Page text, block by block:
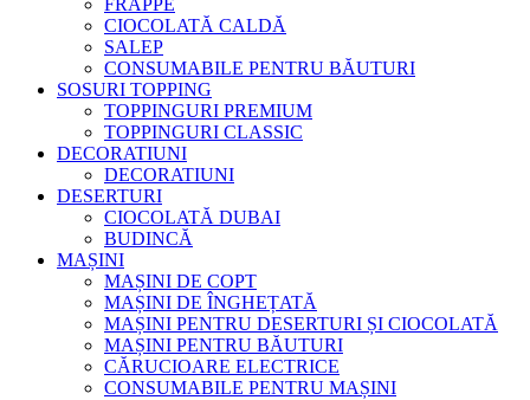
FRAPPE
CIOCOLATĂ CALDĂ
SALEP
CONSUMABILE PENTRU BĂUTURI
SOSURI TOPPING
TOPPINGURI PREMIUM
TOPPINGURI CLASSIC
DECORATIUNI
DECORATIUNI
DESERTURI
CIOCOLATĂ DUBAI
BUDINCĂ
MAȘINI
MAȘINI DE COPT
MAȘINI DE ÎNGHEȚATĂ
MAȘINI PENTRU DESERTURI ȘI CIOCOLATĂ
MAȘINI PENTRU BĂUTURI
CĂRUCIOARE ELECTRICE
CONSUMABILE PENTRU MAȘINI